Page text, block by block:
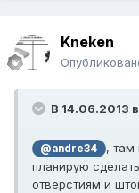
Kneken
В 14.06.2013
@andre34
, там
планирую
отверстиям и